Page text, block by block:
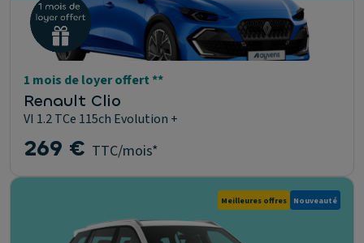
1 mois de loyer offert **
Renault Clio
VI 1.2 TCe 115ch Evolution +
269 € TTC/mois*
Meilleures offres Nouveauté